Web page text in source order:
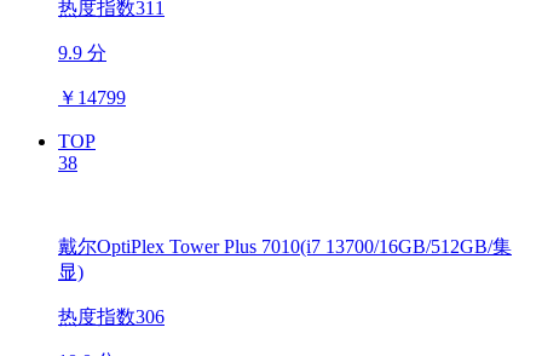
热度指数311
9.9 分
￥ 14799
TOP
38
戴尔OptiPlex Tower Plus 7010(i7 13700/16GB/512GB/集
显)
热度指数306